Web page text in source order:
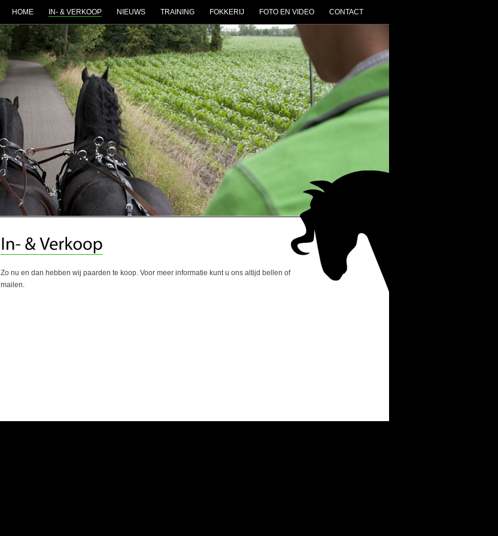
HOME IN- & VERKOOP NIEUWS TRAINING FOKKERIJ FOTO EN VIDEO CONTACT
Zo nu en dan hebben wij paarden te koop. Voor meer informatie kunt u ons altijd bellen of
mailen.